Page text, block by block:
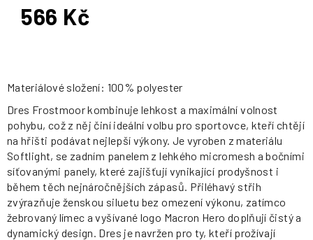
566 Kč
Měrná
Materiálové složení: 100% polyester
Dres Frostmoor kombinuje lehkost a maximální volnost
pohybu, což z něj činí ideální volbu pro sportovce, kteří chtějí
na hřišti podávat nejlepší výkony. Je vyroben z materiálu
Softlight, se zadním panelem z lehkého micromesh a bočními
síťovanými panely, které zajišťují vynikající prodyšnost i
během těch nejnáročnějších zápasů. Přiléhavý střih
zvýrazňuje ženskou siluetu bez omezení výkonu, zatímco
žebrovaný límec a vyšívané logo Macron Hero doplňují čistý a
dynamický design. Dres je navržen pro ty, kteří prožívají